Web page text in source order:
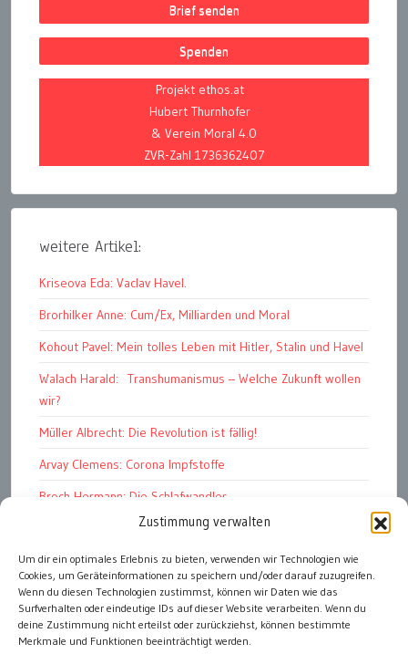
Zustimmung verwalten
Um dir ein optimales Erlebnis zu bieten, verwenden wir Technologien wie
Cookies, um Geräteinformationen zu speichern und/oder darauf zuzugreifen.
Wenn du diesen Technologien zustimmst, können wir Daten wie das
Surfverhalten oder eindeutige IDs auf dieser Website verarbeiten. Wenn du
deine Zustimmung nicht erteilst oder zurückziehst, können bestimmte
Merkmale und Funktionen beeinträchtigt werden.
Brief senden
Spenden
Projekt ethos.at
Hubert Thurnhofer
& Verein Moral 4.0
ZVR-Zahl 1736362407
weitere Artikel:
Kriseova Eda: Vaclav Havel.
Brorhilker Anne: Cum/Ex, Milliarden und Moral
Kohout Pavel: Mein tolles Leben mit Hitler, Stalin und Havel
Walach Harald: Transhumanismus – Welche Zukunft wollen
wir?
Müller Albrecht: Die Revolution ist fällig!
Arvay Clemens: Corona Impfstoffe
Broch Hermann: Die Schlafwandler
Kohout Pavel: Ende der Großen Ferien
Bonelli Raphael: Kopflos
Luczak Andreas: Deutschlands Energiewende